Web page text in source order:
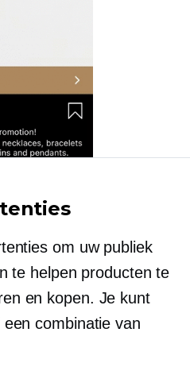
om uw publiek
te helpen producten te
en kopen. Je kunt
combinatie van